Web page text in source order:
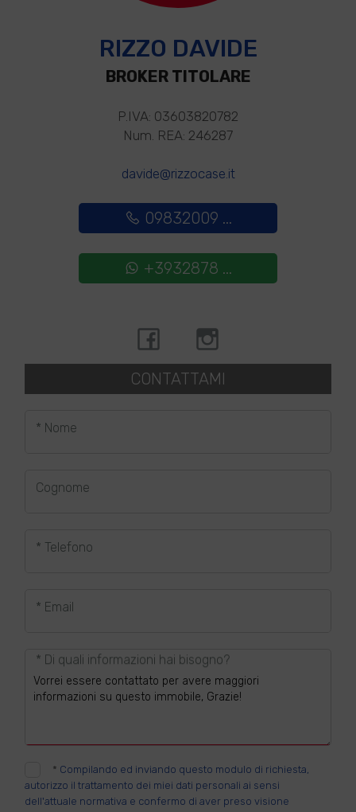
RIZZO DAVIDE
BROKER TITOLARE
P.IVA: 03603820782
Num. REA: 246287
davide@rizzocase.it
09832009 ...
+3932878 ...
CONTATTAMI
* Nome
Cognome
* Telefono
* Email
* Di quali informazioni hai bisogno?
* Compilando ed inviando questo modulo di richiesta,
autorizzo il trattamento dei miei dati personali ai sensi
dell'attuale normativa e confermo di aver preso visione